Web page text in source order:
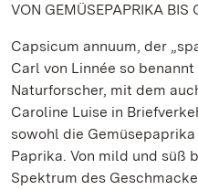
VON GEMÜSEPAPRIKA BIS
Capsicum annuum, der
Carl von Linnée so
Naturforscher, mit dem
Caroline Luise in
sowohl die
Paprika. Von mild und süß
Spektrum des